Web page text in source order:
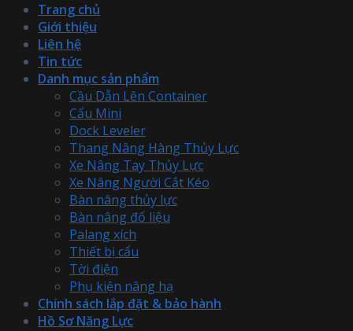
Trang chủ
Giới thiệu
Liên hệ
Tin tức
Danh mục sản phẩm
Cầu Dẫn Lên Container
Cẩu Mini
Dock Leveler
Thang Nâng Hàng Thủy Lực
Xe Nâng Tay Thủy Lực
Xe Nâng Người Cắt Kéo
Bàn nâng thủy lực
Bàn nâng đổ liệu
Palang xích
Thiết bị cẩu
Tời điện
Phụ kiện nâng hạ
Chính sách lắp đặt & bảo hành
Hồ Sơ Năng Lực